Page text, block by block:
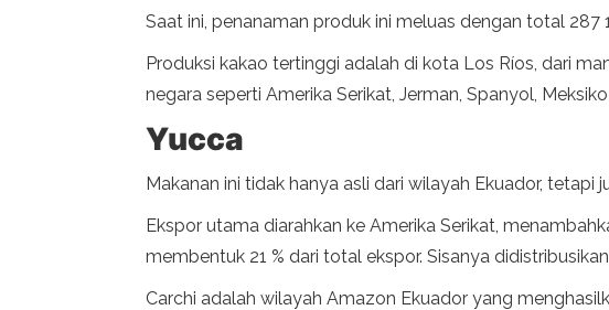
Saat ini, penanaman produk ini meluas dengan total
Produksi kakao tertinggi adalah di kota Los Ríos, dari
negara seperti Amerika Serikat, Jerman, Spanyol,
Yucca
Makanan ini tidak hanya asli dari wilayah Ekuador,
Ekspor utama diarahkan ke Amerika Serikat,
membentuk 21 % dari total ekspor. Sisanya
Carchi adalah wilayah Amazon Ekuador yang